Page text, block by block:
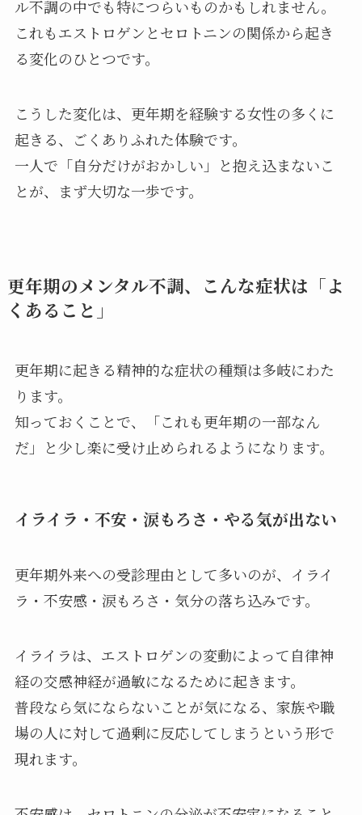
ル不調の中でも特につらいものかもしれません。
これもエストロゲンとセロトニンの関係から起き
る変化のひとつです。
こうした変化は、更年期を経験する女性の多くに
起きる、ごくありふれた体験です。
一人で「自分だけがおかしい」と抱え込まないこ
とが、まず大切な一歩です。
更年期のメンタル不調、こんな症状は「よ
くあること」
更年期に起きる精神的な症状の種類は多岐にわた
ります。
知っておくことで、「これも更年期の一部なん
だ」と少し楽に受け止められるようになります。
イライラ・不安・涙もろさ・やる気が出ない
更年期外来への受診理由として多いのが、イライ
ラ・不安感・涙もろさ・気分の落ち込みです。
イライラは、エストロゲンの変動によって自律神
経の交感神経が過敏になるために起きます。
普段なら気にならないことが気になる、家族や職
場の人に対して過剰に反応してしまうという形で
現れます。